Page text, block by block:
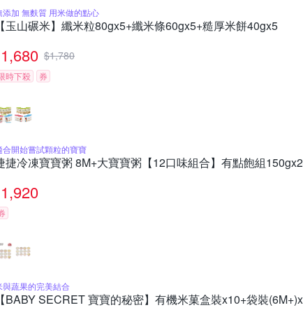
添加 無麩質 用米做的點心
玉山碾米】纖米粒80gx5+纖米條60gx5+糙厚米餅40gx5
1,680 $1,780
時下殺 券
合開始嘗試顆粒的寶寶
捷冷凍寶寶粥 8M+大寶寶粥【12口味組合】有點飽組
1,920
與蔬果的完美結合
BABY SECRET 寶寶的秘密】有機米菓盒裝x10+袋裝